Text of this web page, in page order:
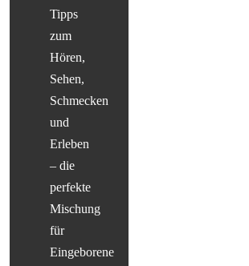
Tipps
zum
Hören,
Sehen,
Schmecken
und
Erleben
– die
perfekte
Mischung
für
Eingeborene